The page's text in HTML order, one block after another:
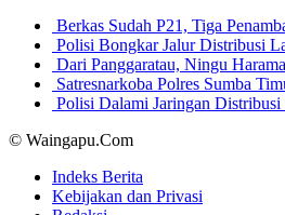
Berkas Sudah P21, Tiga
Polisi Bongkar Jalur Distribusi
Dari Panggaratau, Ningu
Satresnarkoba Polres Sumba
Polisi Dalami Jaringan
© Waingapu.Com
Indeks Berita
Kebijakan dan Privasi